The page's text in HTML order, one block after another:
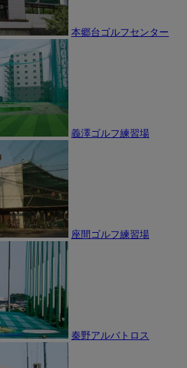
本郷台ゴルフセンター
義澤ゴルフ練習場
座間ゴルフ練習場
秦野アルバトロス